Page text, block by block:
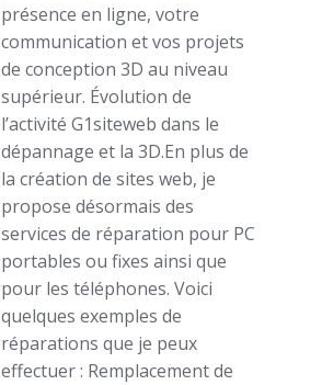
présence en ligne, votre
communication et vos projets
de conception 3D au niveau
supérieur. Évolution de
l’activité G1siteweb dans le
dépannage et la 3D.En plus de
la création de sites web, je
propose désormais des
services de réparation pour PC
portables ou fixes ainsi que
pour les téléphones. Voici
quelques exemples de
réparations que je peux
effectuer : Remplacement de